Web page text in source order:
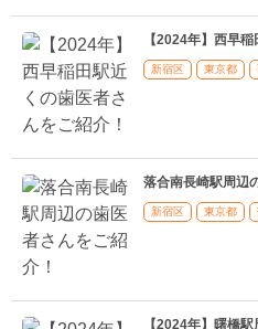
【2024年】西早
新宿区 東京都
落合南長崎駅周辺
新宿区 東京都
【2024年】曙橋